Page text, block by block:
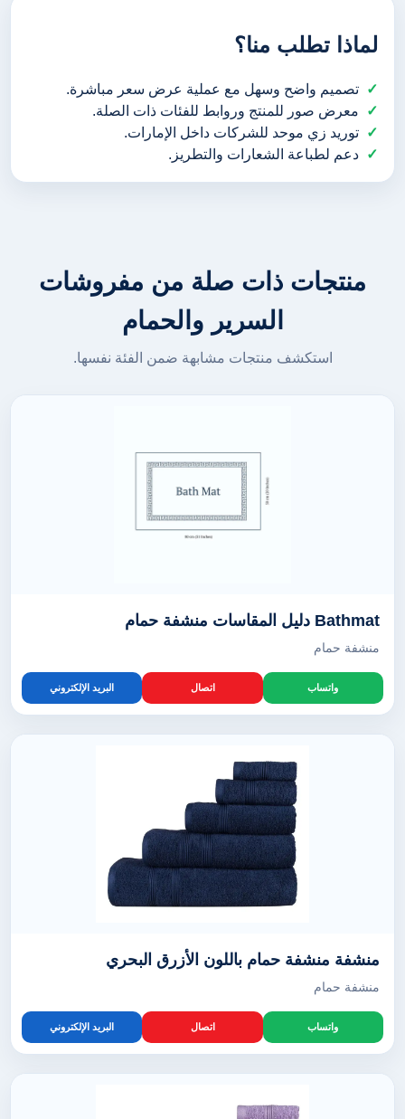
لماذا تطلب منا؟
تصميم واضح وسهل مع عملية عرض سعر مباشرة.
معرض صور للمنتج وروابط للفئات ذات الصلة.
توريد زي موحد للشركات داخل الإمارات.
دعم لطباعة الشعارات والتطريز.
منتجات ذات صلة من مفروشات
السرير والحمام
استكشف منتجات مشابهة ضمن الفئة نفسها.
Bathmat دليل المقاسات منشفة حمام
منشفة حمام
واتساب اتصال البريد الإلكتروني
منشفة منشفة حمام باللون الأزرق البحري
منشفة حمام
واتساب اتصال البريد الإلكتروني